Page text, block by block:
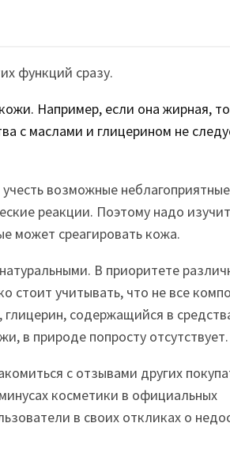
функций сразу.
Например, если она жирная, то
с маслами и глицерином не
возможные неблагоприятные
реакции. Поэтому надо
может среагировать кожа.
В приоритете
стоит учитывать, что не все
содержащийся в
в природе попросту отсутствует.
с отзывами других
косметики в официальных
в своих откликах о